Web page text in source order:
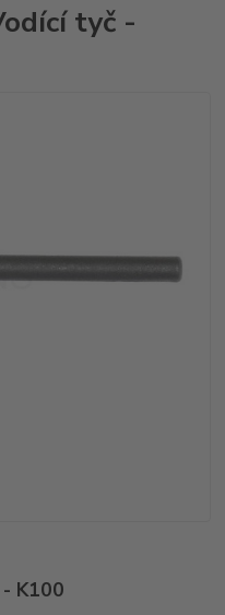
tyč -
K100